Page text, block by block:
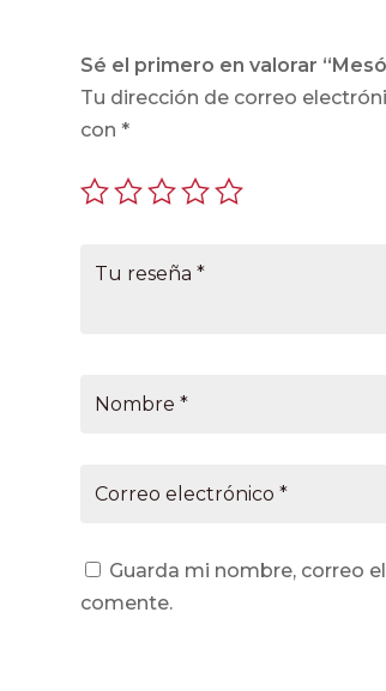
Sé el primero en valorar
Tu dirección de correo
con*
Guarda mi nombre, correo
comente.